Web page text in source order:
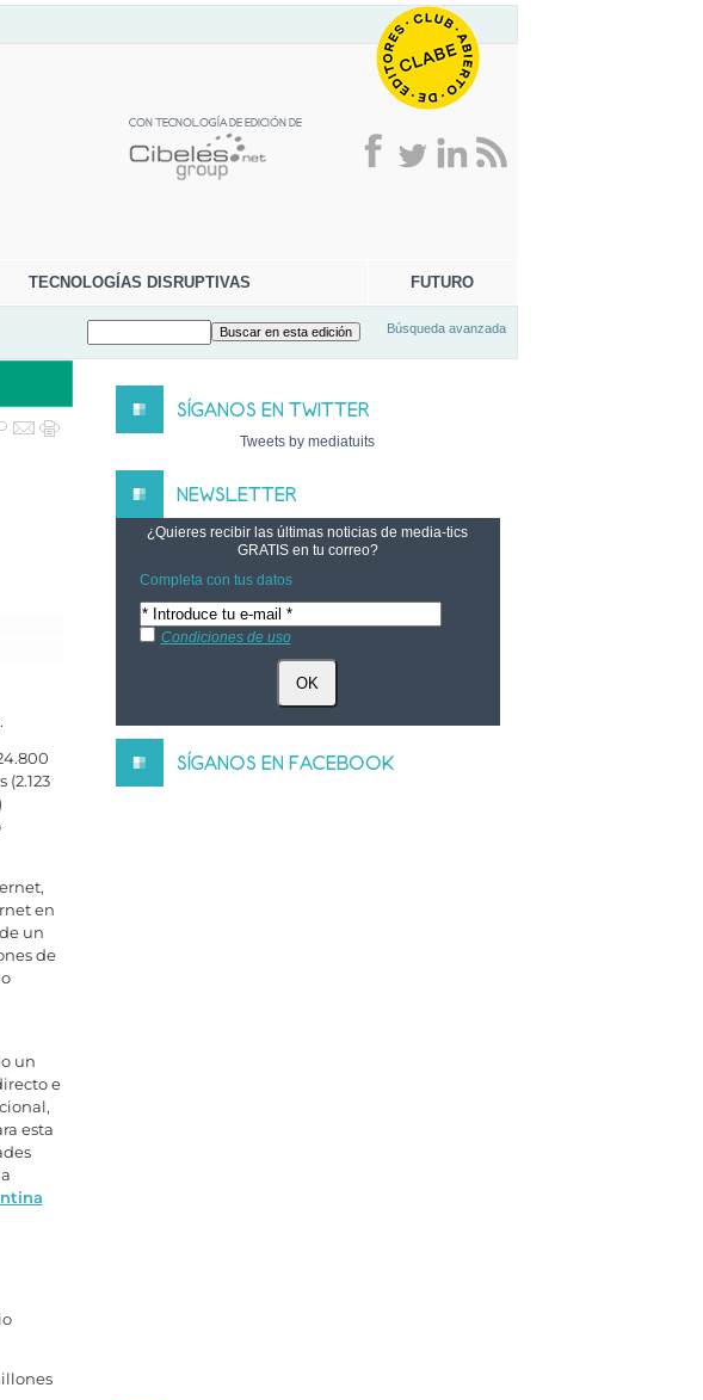
TECNOLOGÍAS DISRUPTIVAS FUTURO
Búsqueda avanzada
(2.123
en
un
de
un
e
esta
Tweets by mediatuits
¿Quieres recibir las últimas noticias de media-tics
GRATISen tu correo?
Completa con tus datos
Condiciones de uso